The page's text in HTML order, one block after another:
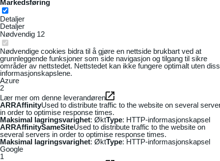
Markedsføring
Detaljer
Detaljer
Nødvendig 12
Nødvendige cookies bidra til å gjøre en nettside brukbart ved at
grunnleggende funksjoner som side navigasjon og tilgang til sikre
områder av nettstedet. Nettstedet kan ikke fungere optimalt uten
informasjonskapslene.
Azure
2
Lær mer om denne leverandøren
ARRAffinityUsed to distribute traffic to the website on several
in order to optimise response times.
Maksimal lagringsvarighet: ØktType: HTTP-informasjonskapsel
ARRAffinitySameSiteUsed to distribute traffic to the website on
several servers in order to optimise response times.
Maksimal lagringsvarighet: ØktType: HTTP-informasjonskapsel
Google
1